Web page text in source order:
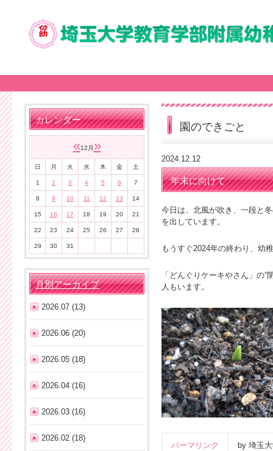
園のできごと
2024.12.12
年末に向けて
今日は、北風が吹き、一段と
を出しています。
もうすぐ2024年の終わり、幼
「どんぐりケーキやさん」の
人もいます。
パーマリンク by 埼玉
カレンダー
«12月 »
日 月 火 水 木 金 土
1 2 3 4 5 6 7
8 9 10 11 12 13 14
15 16 17 18 19 20 21
22 23 24 25 26 27 28
29 30 31
月別アーカイブ
2026.07 (13)
2026.06 (20)
2026.05 (18)
2026.04 (16)
2026.03 (16)
2026.02 (18)